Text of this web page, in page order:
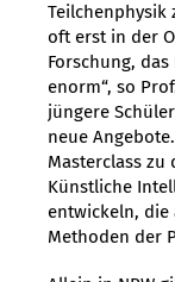
Teilchenphysik
oft erst in der
Forschung,
enorm“, so
jüngere
neue
Masterclass
Künstliche
entwickeln, die
Methoden der